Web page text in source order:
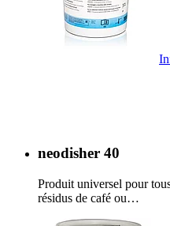
neodisher 40
Produit universel pour
résidus de café ou…